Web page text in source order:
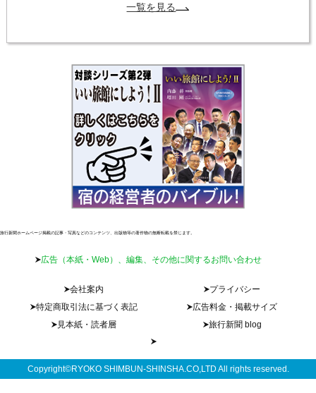
一覧を見る
旅行新聞ホームページ掲載の記事・写真などのコンテンツ、出版物等の著作物の無断転載を禁じます。
広告（本紙・Web）、編集、その他に関するお問い合わせ
会社案内
プライバシー
特定商取引法に基づく表記
広告料金・掲載サイズ
見本紙・読者層
旅行新聞 blog
Copyright©RYOKO SHIMBUN-SHINSHA.CO,LTD All rights reserved.